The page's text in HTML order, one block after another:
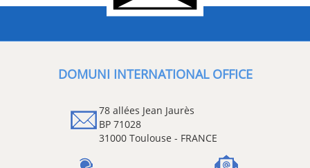
DOMUNI INTERNATIONAL OFFICE
78 allées Jean Jaurès
BP 71028
31000 Toulouse - FRANCE